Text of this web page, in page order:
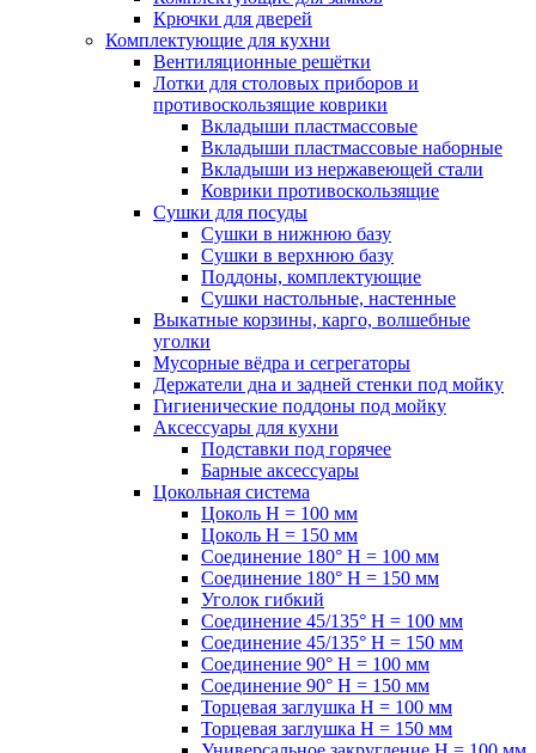
Крючки для дверей
Комплектующие для кухни
Вентиляционные решётки
Лотки для столовых приборов и
противоскользящие коврики
Вкладыши пластмассовые
Вкладыши пластмассовые наборные
Вкладыши из нержавеющей стали
Коврики противоскользящие
Сушки для посуды
Сушки в нижнюю базу
Сушки в верхнюю базу
Поддоны, комплектующие
Сушки настольные, настенные
Выкатные корзины, карго, волшебные
уголки
Мусорные вёдра и сегрегаторы
Держатели дна и задней стенки под мойку
Гигиенические поддоны под мойку
Аксессуары для кухни
Подставки под горячее
Барные аксессуары
Цокольная система
Цоколь H = 100 мм
Цоколь H = 150 мм
Соединение 180° H = 100 мм
Соединение 180° H = 150 мм
Уголок гибкий
Соединение 45/135° H = 100 мм
Соединение 45/135° H = 150 мм
Соединение 90° H = 100 мм
Соединение 90° H = 150 мм
Торцевая заглушка H = 100 мм
Торцевая заглушка H = 150 мм